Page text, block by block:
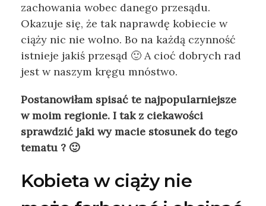
zachowania wobec danego przesądu.
Okazuje się, że tak naprawdę kobiecie w
ciąży nic nie wolno. Bo na każdą czynność
istnieje jakiś przesąd 🙂 A cioć dobrych rad
jest w naszym kręgu mnóstwo.
Postanowiłam spisać te najpopularniejsze
w moim regionie. I tak z ciekawości
sprawdzić jaki wy macie stosunek do tego
tematu ? 🙂
Kobieta w ciąży nie